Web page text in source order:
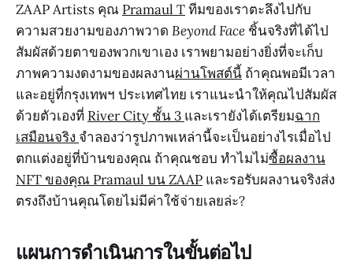
ZAAP Artists คุณ Pramaul Tทีมของเราตะลึงไปกับ
ความสวยงามของภาพวาด Beyond Face ชิ้นจริงที่ได้ไป
สัมผัสด้วยตาของพวกเขาเอง เราพยามอย่างยิ่งที่จะเก็บ
ภาพความงดงามของผลงานผ่านโพสต์นี้ ถ้าคุณพอมีเวลา
และอยู่ที่กรุงเทพฯ ประเทศไทย เราแนะนำให้คุณไปสัมผัส
ด้วยตัวเองที่ River City ชั้น 3 และเรายังได้เตรียมฉาก
เสมือนจริง จำลองว่ารูปภาพเหล่านี้จะเป็นอย่างไรเมื่อไป
ตกแต่งอยู่ที่บ้านของคุณ ถ้าคุณชอบ ทำไมไม่ซื้อผลงาน
NFT ของคุณ Pramaul บน ZAAP และรอรับผลงานจริงส่ง
ตรงถึงบ้านคุณโดยไม่มีค่าใช้จ่ายเลยล่ะ?
แผนการดำเนินการในขั้นต่อไป